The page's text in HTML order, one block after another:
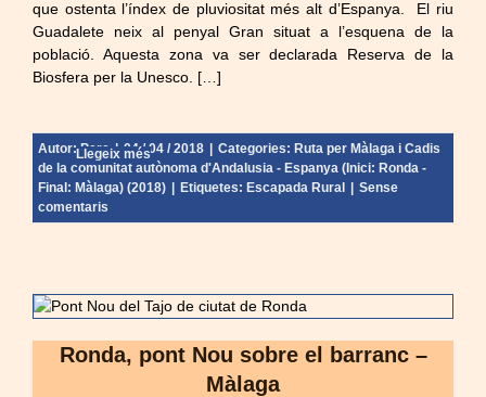
que ostenta l’índex de pluviositat més alt d’Espanya. El riu
Guadalete neix al penyal Gran situat a l’esquena de la
població. Aquesta zona va ser declarada Reserva de la
Biosfera per la Unesco. […]
Autor:Pere | 04 / 04 / 2018 Categories: Ruta per Màlaga i Cadis
de la comunitat autònoma d'Andalusia - Espanya (Inici: Ronda -
Final: Màlaga) (2018)
Etiquetes: Escapada Rural
Sense
comentaris
Llegeix més
Ronda, pont Nou sobre el barranc –
Màlaga